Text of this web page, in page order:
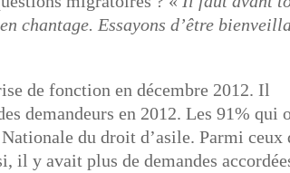
chantage. Essayons d’être
de fonction en décembre 2012. Il
demandeurs en 2012. Les 91% qui
du droit d’asile. Parmi ceux
il y avait plus de demandes